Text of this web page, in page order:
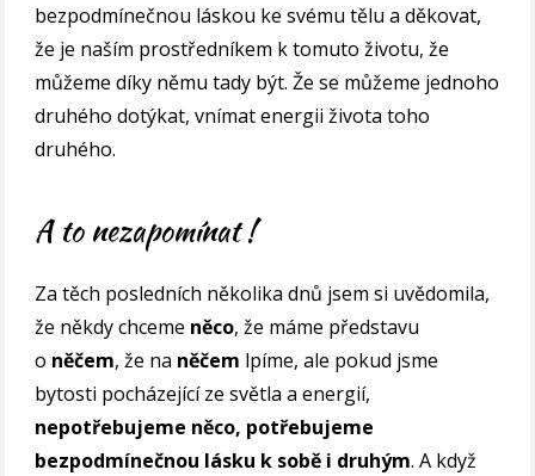
bezpodmínečnou láskou ke svému tělu a děkovat,
že je naším prostředníkem k tomuto životu, že
můžeme díky němu tady být. Že se můžeme jednoho
druhého dotýkat, vnímat energii života toho
druhého.
A to nezapomínat !
Za těch posledních několika dnů jsem si uvědomila,
že někdy chceme něco, že máme představu
o něčem, že na něčem lpíme, ale pokud jsme
bytosti pocházející ze světla a energií,
nepotřebujeme něco, potřebujeme
bezpodmínečnou lásku k sobě i druhým. A když